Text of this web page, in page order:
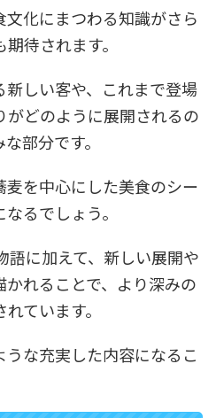
化にまつわる知識がさら
待されます。
しい客や、これまで登場
がどのように展開されるの
部分です。
麦を中心にした美食のシー
るでしょう。
語に加えて、新しい展開や
れることで、より深みの
ています。
な充実した内容になるこ